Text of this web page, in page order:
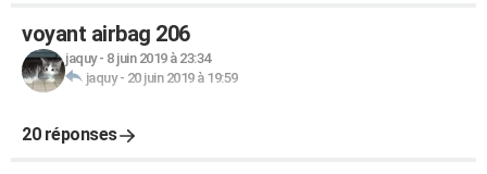
voyant airbag 206
jaquy- 8 juin 2019 à 23:34
jaquy- 20 juin 2019 à 19:59
20 réponses